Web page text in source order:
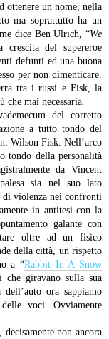
ottenere un nome, nella
ma soprattutto ha un
dice Ben Ulrich, “We
crescita del supereroe
defunti ed una buona
per non dimenticare.
tra i russi e Fisk, la
mai necessaria.
del corretto
a tutto tondo del
Wilson Fisk. Nell’arco
tondo della personalità
da Vincent
sia nel suo lato
di violenza nei confronti
in antitesi con la
galante con
oltre ad un fisico
della città, un rispetto
a “Rabbit In A Snow
giravano sulla sua
ora sappiamo
voci. Ovviamente
non ancora